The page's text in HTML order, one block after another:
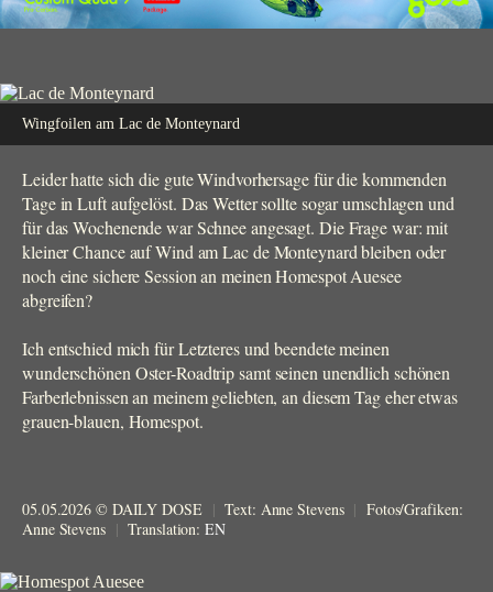
Wingfoilen am Lac de Monteynard
Leider hatte sich die gute Windvorhersage für die kommenden
Tage in Luft aufgelöst. Das Wetter sollte sogar umschlagen und
für das Wochenende war Schnee angesagt. Die Frage war: mit
kleiner Chance auf Wind am Lac de Monteynard bleiben oder
noch eine sichere Session an meinen Homespot Auesee
abgreifen?
Ich entschied mich für Letzteres und beendete meinen
wunderschönen Oster-Roadtrip samt seinen unendlich schönen
Farberlebnissen an meinem geliebten, an diesem Tag eher etwas
grauen-blauen, Homespot.
05.05.2026 © DAILY DOSE | Text: Anne Stevens | Fotos/Grafiken:
Anne Stevens | Translation:EN